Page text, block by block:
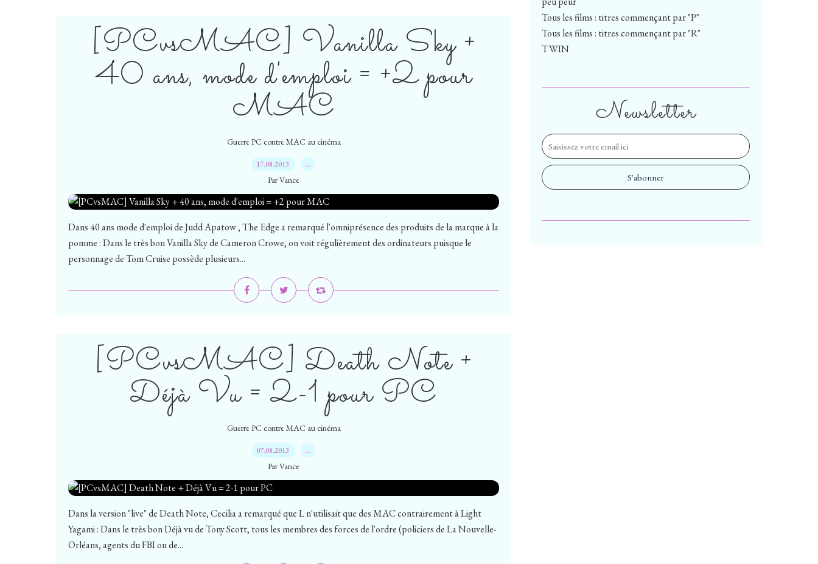
[PCvsMAC] Vanilla Sky +
40 ans, mode d'emploi = +2 pour
MAC
Guerre PC contre MAC au cinéma
17.08.2013 …
Par Vance
Dans 40 ans mode d'emploi de Judd Apatow , The Edge a remarqué l'omniprésence des produits de la marque à la
pomme : Dans le très bon Vanilla Sky de Cameron Crowe, on voit régulièrement des ordinateurs puisque le
personnage de Tom Cruise possède plusieurs...
[PCvsMAC] Death Note +
Déjà Vu = 2-1 pour PC
Guerre PC contre MAC au cinéma
07.08.2013 …
Par Vance
Dans la version "live" de Death Note, Cecilia a remarqué que L n'utilisait que des MAC contrairement à Light
Yagami : Dans le très bon Déjà vu de Tony Scott, tous les membres des forces de l'ordre (policiers de La Nouvelle-
Orléans, agents du FBI ou de...
Newsletter
Tous les films : titres commençant par "P"
Tous les films : titres commençant par "R"
TWIN